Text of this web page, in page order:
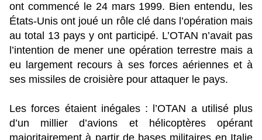
ont commencé le 24 mars 1999. Bien entendu, les
États-Unis ont joué un rôle clé dans l’opération mais
au total 13 pays y ont participé. L’OTAN n’avait pas
l’intention de mener une opération terrestre mais a
eu largement recours à ses forces aériennes et à
ses missiles de croisière pour attaquer le pays.
Les forces étaient inégales : l’OTAN a utilisé plus
d’un millier d’avions et hélicoptères opérant